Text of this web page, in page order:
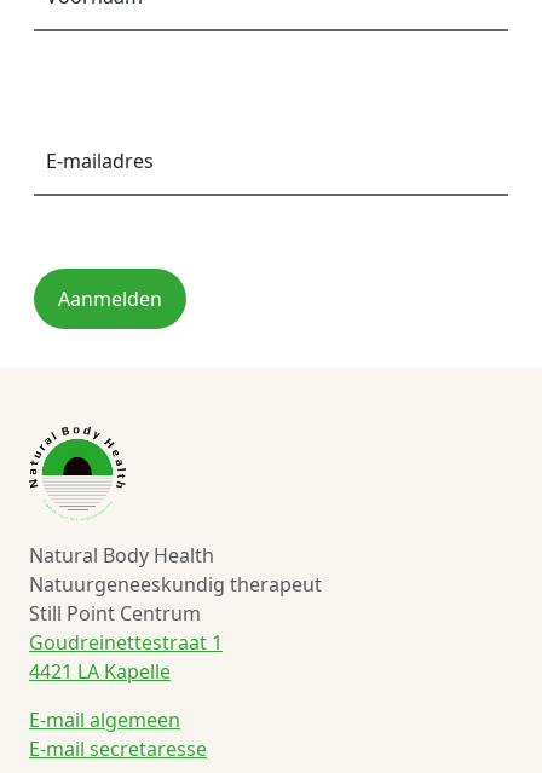
Aanmelden
Natural Body Health
Natuurgeneeskundig therapeut
Still Point Centrum
Goudreinettestraat 1
4421 LA Kapelle
E-mail algemeen
E-mail secretaresse